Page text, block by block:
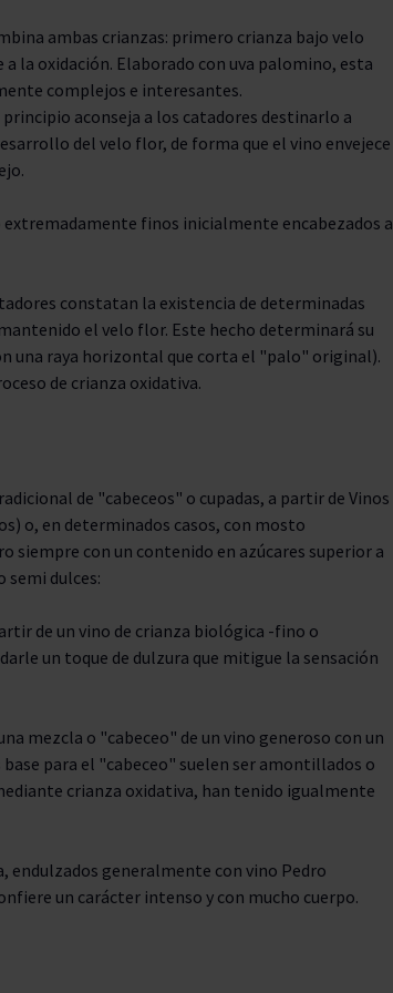
ambas crianzas: primero crianza bajo velo
a la oxidación. Elaborado con uva palomino, esta
complejos e interesantes.
aconseja a los catadores destinarlo a
del velo flor, de forma que el vino envejece
finos inicialmente encabezados a
constatan la existencia de determinadas
el velo flor. Este hecho determinará su
una raya horizontal que corta el "palo" original).
de crianza oxidativa.
de "cabeceos" o cupadas, a partir de Vinos
o, en determinados casos, con mosto
siempre con un contenido en azúcares superior a
dulces:
de un vino de crianza biológica -fino o
un toque de dulzura que mitigue la sensación
mezcla o "cabeceo" de un vino generoso con un
para el "cabeceo" suelen ser amontillados o
crianza oxidativa, han tenido igualmente
endulzados generalmente con vino Pedro
un carácter intenso y con mucho cuerpo.